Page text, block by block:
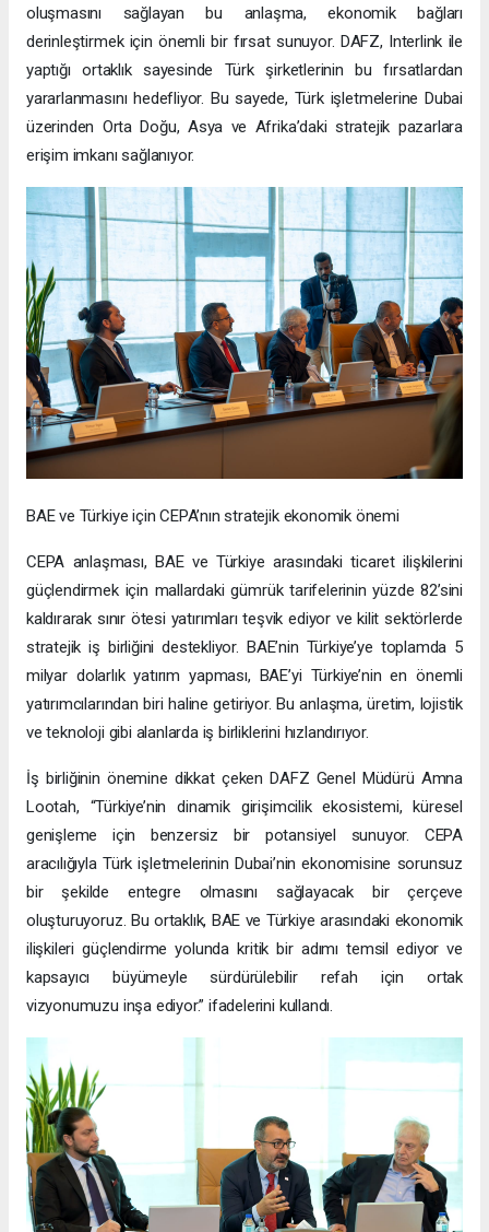
oluşmasını sağlayan bu anlaşma, ekonomik bağları
derinleştirmek için önemli bir fırsat sunuyor. DAFZ, Interlink ile
yaptığı ortaklık sayesinde Türk şirketlerinin bu fırsatlardan
yararlanmasını hedefliyor. Bu sayede, Türk işletmelerine Dubai
üzerinden Orta Doğu, Asya ve Afrika’daki stratejik pazarlara
erişim imkanı sağlanıyor.
BAE ve Türkiye için CEPA’nın stratejik ekonomik önemi
CEPA anlaşması, BAE ve Türkiye arasındaki ticaret ilişkilerini
güçlendirmek için mallardaki gümrük tarifelerinin yüzde 82’sini
kaldırarak sınır ötesi yatırımları teşvik ediyor ve kilit sektörlerde
stratejik iş birliğini destekliyor. BAE’nin Türkiye’ye toplamda 5
milyar dolarlık yatırım yapması, BAE’yi Türkiye’nin en önemli
yatırımcılarından biri haline getiriyor. Bu anlaşma, üretim, lojistik
ve teknoloji gibi alanlarda iş birliklerini hızlandırıyor.
İş birliğinin önemine dikkat çeken DAFZ Genel Müdürü Amna
Lootah, “Türkiye’nin dinamik girişimcilik ekosistemi, küresel
genişleme için benzersiz bir potansiyel sunuyor. CEPA
aracılığıyla Türk işletmelerinin Dubai’nin ekonomisine sorunsuz
bir şekilde entegre olmasını sağlayacak bir çerçeve
oluşturuyoruz. Bu ortaklık, BAE ve Türkiye arasındaki ekonomik
ilişkileri güçlendirme yolunda kritik bir adımı temsil ediyor ve
kapsayıcı büyümeyle sürdürülebilir refah için ortak
vizyonumuzu inşa ediyor.” ifadelerini kullandı.